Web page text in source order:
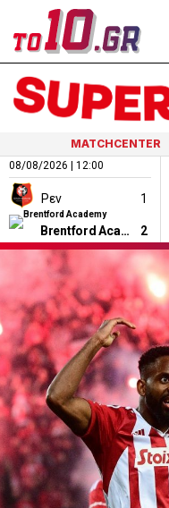
MATCHCENTER
08/08/2026 | 12:00
Ρεν 1
Brentford Academy 2